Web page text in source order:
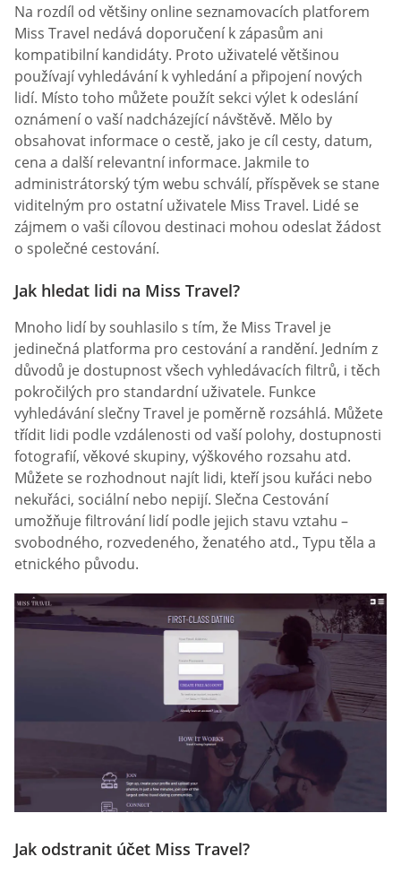
Na rozdíl od většiny online seznamovacích platforem
Miss Travel nedává doporučení k zápasům ani
kompatibilní kandidáty. Proto uživatelé většinou
používají vyhledávání k vyhledání a připojení nových
lidí. Místo toho můžete použít sekci výlet k odeslání
oznámení o vaší nadcházející návštěvě. Mělo by
obsahovat informace o cestě, jako je cíl cesty, datum,
cena a další relevantní informace. Jakmile to
administrátorský tým webu schválí, příspěvek se stane
viditelným pro ostatní uživatele Miss Travel. Lidé se
zájmem o vaši cílovou destinaci mohou odeslat žádost
o společné cestování.
Jak hledat lidi na Miss Travel?
Mnoho lidí by souhlasilo s tím, že Miss Travel je
jedinečná platforma pro cestování a randění. Jedním z
důvodů je dostupnost všech vyhledávacích filtrů, i těch
pokročilých pro standardní uživatele. Funkce
vyhledávání slečny Travel je poměrně rozsáhlá. Můžete
třídit lidi podle vzdálenosti od vaší polohy, dostupnosti
fotografií, věkové skupiny, výškového rozsahu atd.
Můžete se rozhodnout najít lidi, kteří jsou kuřáci nebo
nekuřáci, sociální nebo nepijí. Slečna Cestování
umožňuje filtrování lidí podle jejich stavu vztahu –
svobodného, rozvedeného, ženatého atd., Typu těla a
etnického původu.
Jak odstranit účet Miss Travel?